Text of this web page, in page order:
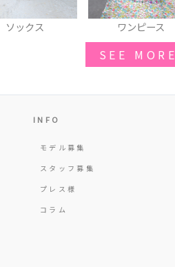
ソックス ワンピース
SEE MORE
INFO
モデル募集
スタッフ募集
プレス様
コラム